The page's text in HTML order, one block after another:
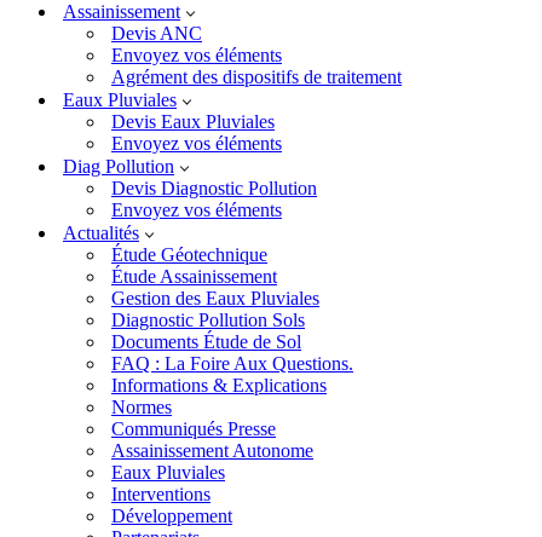
Assainissement
Devis ANC
Envoyez vos éléments
Agrément des dispositifs de traitement
Eaux Pluviales
Devis Eaux Pluviales
Envoyez vos éléments
Diag Pollution
Devis Diagnostic Pollution
Envoyez vos éléments
Actualités
Étude Géotechnique
Étude Assainissement
Gestion des Eaux Pluviales
Diagnostic Pollution Sols
Documents Étude de Sol
FAQ : La Foire Aux Questions.
Informations & Explications
Normes
Communiqués Presse
Assainissement Autonome
Eaux Pluviales
Interventions
Développement